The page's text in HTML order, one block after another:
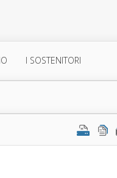
I SOSTENITORI